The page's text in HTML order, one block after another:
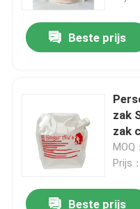
Beste prijs
zak
zak
MOQ
Prijs
Beste prijs